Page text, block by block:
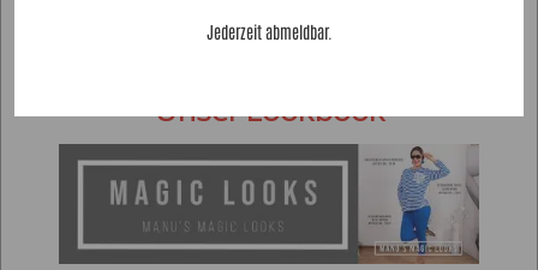
Unser Lookbook
Jederzeit abmeldbar.